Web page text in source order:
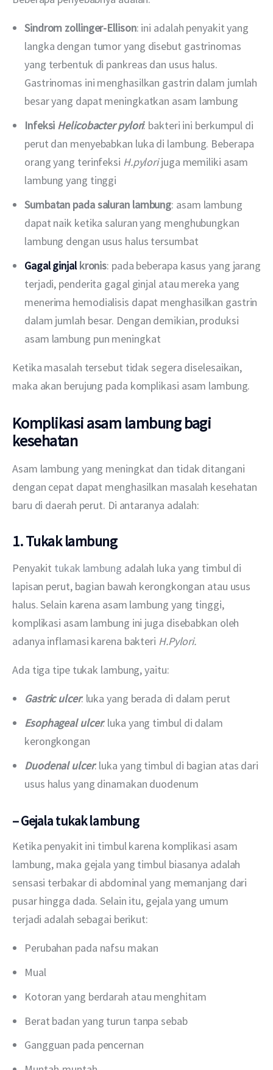
Sindrom zollinger-Ellison: ini adalah penyakit yang
langka dengan tumor yang disebut gastrinomas
yang terbentuk di pankreas dan usus halus.
Gastrinomas ini menghasilkan gastrin dalam jumlah
besar yang dapat meningkatkan asam lambung
Infeksi Helicobacter pylori: bakteri ini berkumpul di
perut dan menyebabkan luka di lambung. Beberapa
orang yang terinfeksi H.pylorijuga memiliki asam
lambung yang tinggi
Sumbatan pada saluran lambung: asam lambung
dapat naik ketika saluran yang menghubungkan
lambung dengan usus halus tersumbat
Gagal ginjalkronis: pada beberapa kasus yang jarang
terjadi, penderita gagal ginjal atau mereka yang
menerima hemodialisis dapat menghasilkan gastrin
dalam jumlah besar. Dengan demikian, produksi
asam lambung pun meningkat
Ketika masalah tersebut tidak segera diselesaikan,
maka akan berujung pada komplikasi asam lambung.
Komplikasi asam lambung bagi
kesehatan
Asam lambung yang meningkat dan tidak ditangani
dengan cepat dapat menghasilkan masalah kesehatan
baru di daerah perut. Di antaranya adalah:
1. Tukak lambung
Penyakit tukak lambung adalah luka yang timbul di
lapisan perut, bagian bawah kerongkongan atau usus
halus. Selain karena asam lambung yang tinggi,
komplikasi asam lambung ini juga disebabkan oleh
adanya inflamasi karena bakteri H.Pylori.
Ada tiga tipe tukak lambung, yaitu:
Gastric ulcer: luka yang berada di dalam perut
Esophageal ulcer: luka yang timbul di dalam
kerongkongan
Duodenal ulcer: luka yang timbul di bagian atas dari
usus halus yang dinamakan duodenum
– Gejala tukak lambung
Ketika penyakit ini timbul karena komplikasi asam
lambung, maka gejala yang timbul biasanya adalah
sensasi terbakar di abdominal yang memanjang dari
pusar hingga dada. Selain itu, gejala yang umum
terjadi adalah sebagai berikut:
Perubahan pada nafsu makan
Mual
Kotoran yang berdarah atau menghitam
Berat badan yang turun tanpa sebab
Gangguan pada pencernan